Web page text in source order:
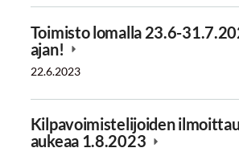
Toimisto lomalla 23.6-
ajan!
22.6.2023
Kilpavoimistelijoiden
aukeaa 1.8.2023